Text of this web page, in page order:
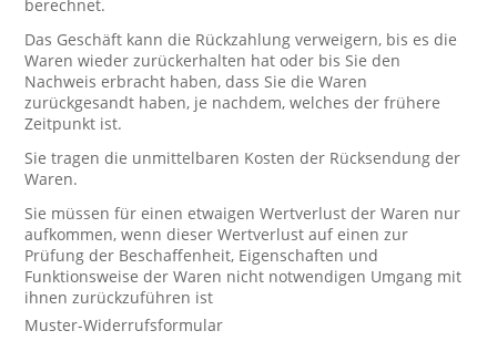
berechnet.
Das Geschäft kann die Rückzahlung verweigern, bis es die
Waren wieder zurückerhalten hat oder bis Sie den
Nachweis erbracht haben, dass Sie die Waren
zurückgesandt haben, je nachdem, welches der frühere
Zeitpunkt ist.
Sie tragen die unmittelbaren Kosten der Rücksendung der
Waren.
Sie müssen für einen etwaigen Wertverlust der Waren nur
aufkommen, wenn dieser Wertverlust auf einen zur
Prüfung der Beschaffenheit, Eigenschaften und
Funktionsweise der Waren nicht notwendigen Umgang mit
ihnen zurückzuführen ist
Muster-Widerrufsformular